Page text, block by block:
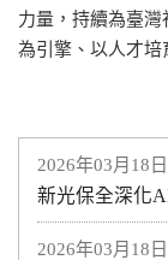
2026年03月18日
2026年03月18日
力量，持續為臺
為引擎、以人才培